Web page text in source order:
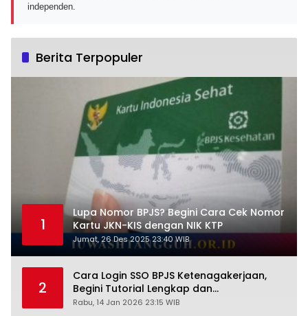
independen.
Berita Terpopuler
1
Lupa Nomor BPJS? Begini Cara Cek Nomor
Kartu JKN-KIS dengan NIK KTP
Jumat, 26 Des 2025 23:40 WIB
2
Cara Login SSO BPJS Ketenagakerjaan,
Begini Tutorial Lengkap dan
Pengertiannya
Rabu, 14 Jan 2026 23:15 WIB